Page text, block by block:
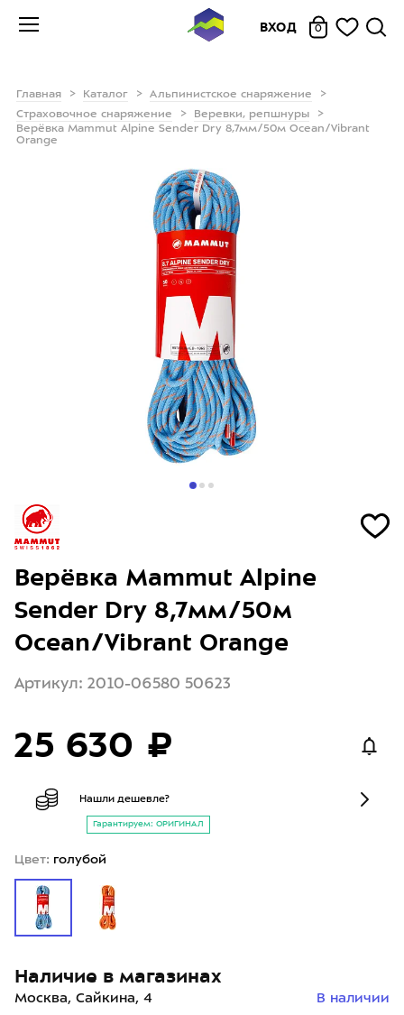
ВХОД 0
Главная Каталог
Альпинистское снаряжение
Страховочное снаряжение
Веревки, репшнуры
Верёвка Mammut Alpine Sender Dry 8,7мм/50м Ocean/Vibrant
Orange
Верёвка Mammut Alpine
Sender Dry 8,7мм/50м
Ocean/Vibrant Orange
Артикул: 2010-06580 50623
25 630 ₽
Нашли дешевле?
Гарантируем: ОРИГИНАЛ
Цвет: голубой
Наличие в магазинах
Москва, Сайкина, 4 В наличии